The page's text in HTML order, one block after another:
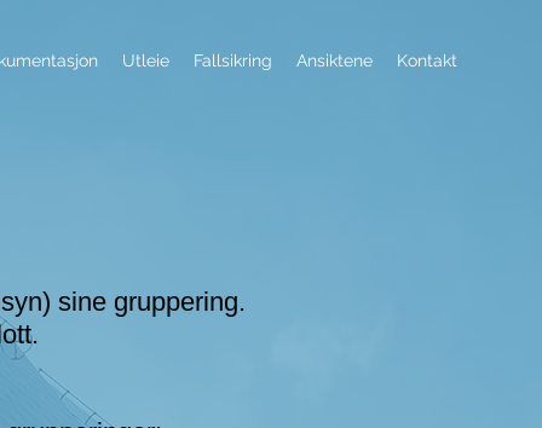
Utleie Fallsikring Ansiktene Kontakt
sine gruppering.